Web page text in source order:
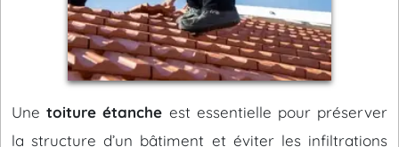
Unetoiture étanche est essentielle pour préserver
la structure d’un bâtiment et éviter les infiltrations